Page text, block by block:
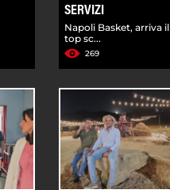
SERVIZI
Napoli Basket, arriva il
top sc...
269